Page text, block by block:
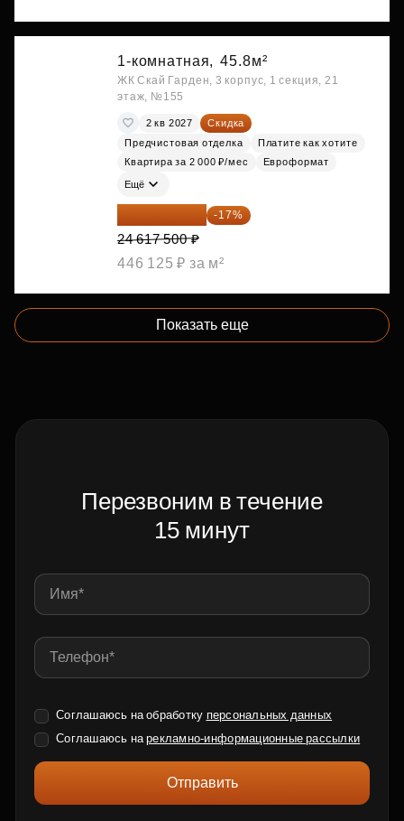
1-комнатная, 45.8м²
ЖК Скай Гарден, 3 корпус, 1 секция, 21
этаж, №155
2 кв 2027
Скидка
Предчистовая отделка
Платите как хотите
Квартира за 2 000 ₽/мес
Евроформат
Ещё
20 432 525 ₽ -17%
24 617 500 ₽
446 125 ₽ за м²
Показать еще
Перезвоним в течение
15 минут
Соглашаюсь на обработку персональных данных
Соглашаюсь нарекламно-информационные рассылки
Отправить